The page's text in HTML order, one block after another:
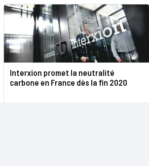
Interxion promet la neutralité
carbone en France dès la fin 2020